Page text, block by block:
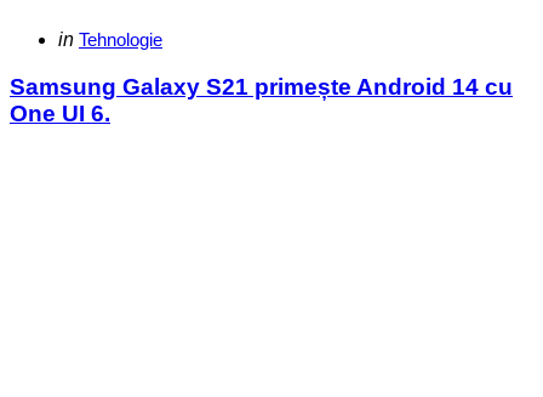
Categories
Posted
in Tehnologie
Samsung Galaxy S21 primește Android 14 cu
One UI 6.